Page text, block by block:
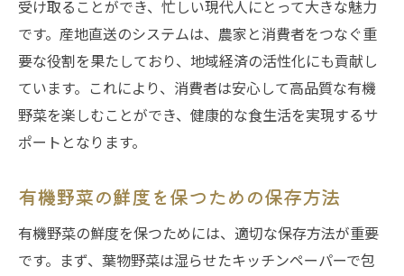
受け取ることができ、忙しい現代人にとって大きな魅力
です。産地直送のシステムは、農家と消費者をつなぐ重
要な役割を果たしており、地域経済の活性化にも貢献し
ています。これにより、消費者は安心して高品質な有機
野菜を楽しむことができ、健康的な食生活を実現するサ
ポートとなります。
有機野菜の鮮度を保つための保存方法
有機野菜の鮮度を保つためには、適切な保存方法が重要
です。まず、葉物野菜は湿らせたキッチンペーパーで包